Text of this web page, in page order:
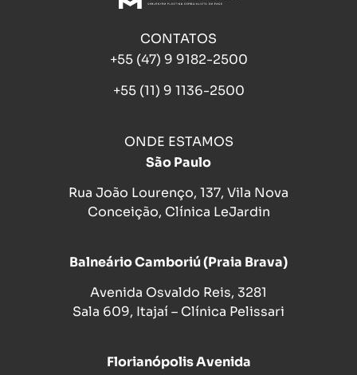
CONTATOS
+55 (47) 9 9182-2500
+55 (11) 9 1136-2500
ONDE ESTAMOS
São Paulo
Rua João Lourenço, 137, Vila Nova
Conceição, Clínica LeJardin
Balneário Camboriú (Praia Brava)
Avenida Osvaldo Reis, 3281
Sala 609, Itajaí – Clínica Pelissari
Florianópolis Avenida